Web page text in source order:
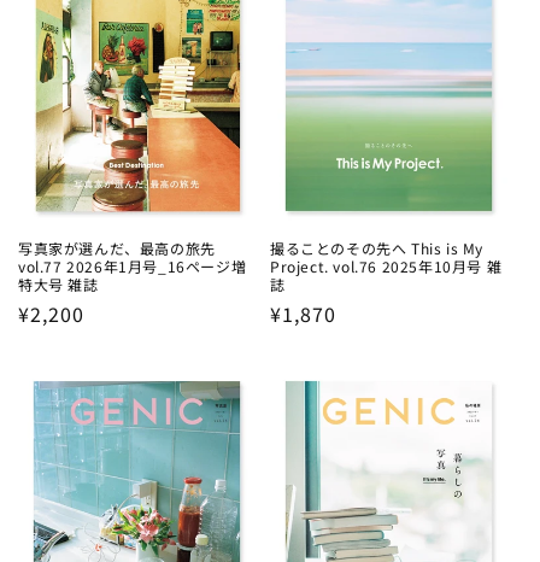
写真家が選んだ、最高の旅先
vol.77 2026年1月号_16ページ増
特大号 雑誌
Regular
¥2,200
撮ることのその先へ This is My
Project. vol.76 2025年10月号 雑
誌
Regular
¥1,870